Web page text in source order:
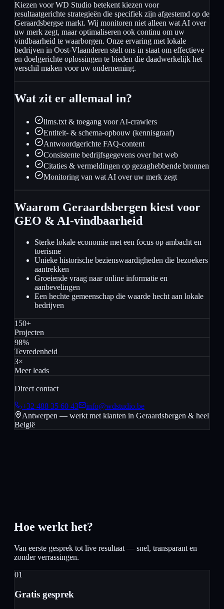
Kiezen voor WD Studio betekent kiezen voor
resultaatgerichte strategieën die specifiek zijn afgestemd op de
Geraardsbergse markt. Wij monitoren niet alleen wat AI over
uw merk zegt, maar optimaliseren ook continu om uw
vindbaarheid te waarborgen. Onze ervaring met lokale
bedrijven in Oost-Vlaanderen stelt ons in staat om effectieve
en doelgerichte oplossingen te bieden die daadwerkelijk het
verschil maken voor uw onderneming.
Wat zit er allemaal in?
llms.txt & toegang voor AI-crawlers
Entiteit- & schema-opbouw (kennisgraaf)
Antwoordgerichte FAQ-content
Consistente bedrijfsgegevens over het web
Citaties & vermeldingen op gezaghebbende bronnen
Monitoring van wat AI over uw merk zegt
Waarom Geraardsbergen kiest voor
GEO & AI-vindbaarheid
Sterke lokale economie met een focus op ambacht en
toerisme
Unieke historische bezienswaardigheden die bezoekers
aantrekken
Groeiende vraag naar online informatie en
aanbevelingen
Een hechte gemeenschap die waarde hecht aan lokale
bedrijven
150+
Projecten
98%
Tevredenheid
3×
Meer leads
Direct contact
+32 488 35 60 43
info@wdstudio.be
Antwerpen — werkt met klanten in Geraardsbergen & heel
België
Hoe werkt het?
Van eerste gesprek tot live resultaat — snel, transparant en
zonder verrassingen.
01
Gratis gesprek